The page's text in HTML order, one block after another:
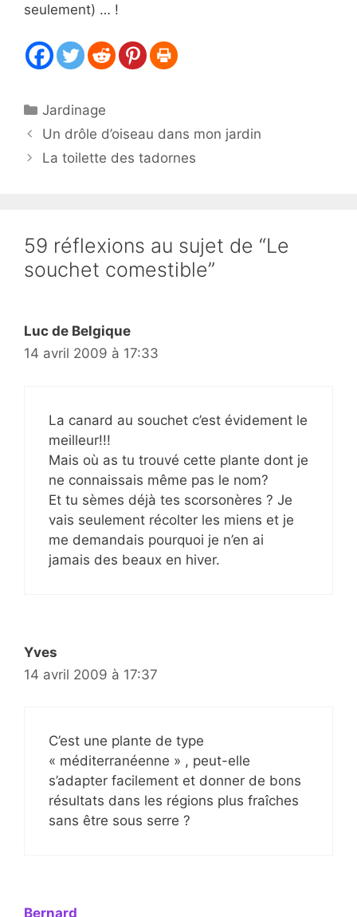
seulement) … !
Catégories
Jardinage
Un drôle d’oiseau dans mon jardin
La toilette des tadornes
59 réflexions au sujet de “Le
souchet comestible”
Luc de Belgique
14 avril 2009 à 17:33
La canard au souchet c’est évidement le
meilleur!!!
Mais où as tu trouvé cette plante dont je
ne connaissais même pas le nom?
Et tu sèmes déjà tes scorsonères ? Je
vais seulement récolter les miens et je
me demandais pourquoi je n’en ai
jamais des beaux en hiver.
Yves
14 avril 2009 à 17:37
C’est une plante de type
« méditerranéenne » , peut-elle
s’adapter facilement et donner de bons
résultats dans les régions plus fraîches
sans être sous serre ?
Bernard